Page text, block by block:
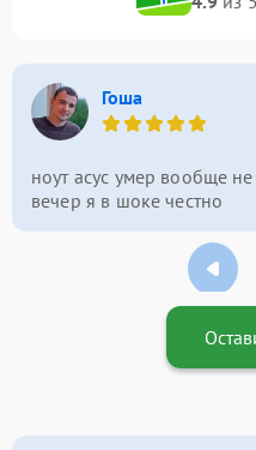
Гоша
ноут асус умер вообще
вечер я в шоке честно